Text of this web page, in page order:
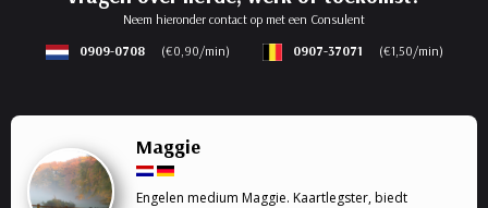
Neem hieronder contact op met een Consulent
0909-0708
(€0,90/min) 0907-37071 (€1,50/min)
Maggie
Engelen medium Maggie. Kaartlegster, biedt